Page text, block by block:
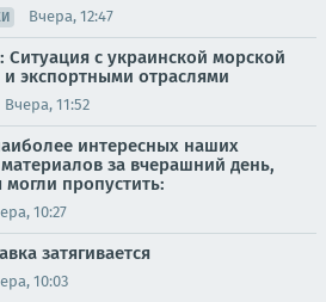
Вчера, 12:47
Ситуация с украинской морской
и экспортными отраслями
Вчера, 11:52
интересных наших
за вчерашний день,
пропустить:
10:27
затягивается
10:03